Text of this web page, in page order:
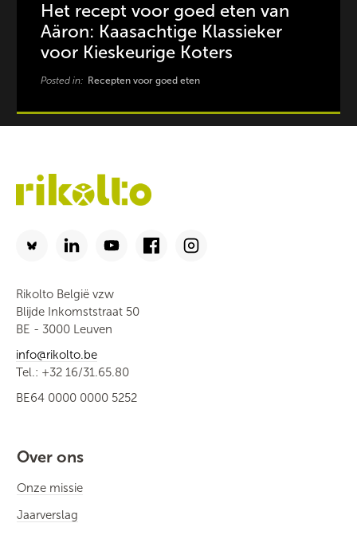
Het recept voor goed eten van
Aäron: Kaasachtige Klassieker
voor Kieskeurige Koters
Posted in: Recepten voor goed eten
Rikolto België vzw
Blijde Inkomststraat 50
BE - 3000 Leuven
info@rikolto.be
Tel.: +32 16/31.65.80
BE64 0000 0000 5252
Over ons
Onze missie
Jaarverslag